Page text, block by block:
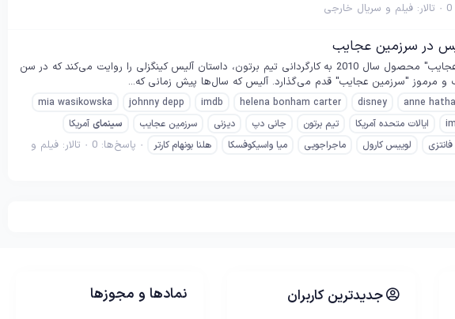
تالار: فیلم و سریال خارجی
خلاصه داستان فیلم آلیس در سرزمین عجایب (2010) فیلم "آلیس در سرزمین عجایب" محصول سال 2010 به کارگردانی تیم برتون، داستان آلیس کینگزلی را روایت می‌کند که در سن
anne
disney
helena bonham carter
imdb
johnny depp
mia wasikowska
ایالات متحده آمریکا تیم برتون جانی دپ دیزنی سرزمین عجایب سینمای آمریکا
لوییس کارول ماجراجویی میا واسیکوفسکا هلنا بونهام کارتر پاسخ‌ها: 0 تالار: فیلم و
جدیدترین کاربران نمادها و مجوزها